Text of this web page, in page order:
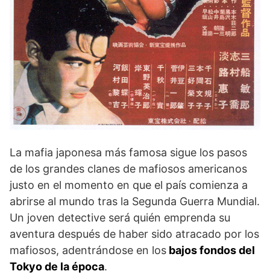
La mafia japonesa más famosa sigue los pasos
de los grandes clanes de mafiosos americanos
justo en el momento en que el país comienza a
abrirse al mundo tras la Segunda Guerra Mundial.
Un joven detective será quién emprenda su
aventura después de haber sido atracado por los
mafiosos, adentrándose en los bajos fondos del
Tokyo de la época.